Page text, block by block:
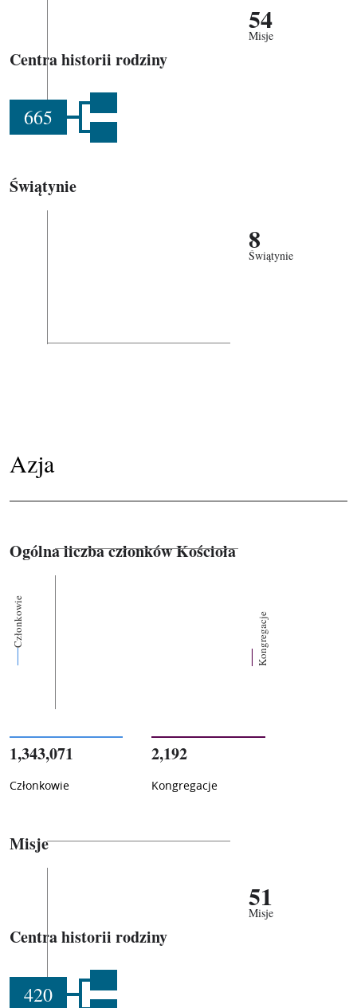
54
Misje
Centra historii rodziny
665
Świątynie
8
Świątynie
Azja
Ogólna liczba członków Kościoła
Członkowie Kongregacje
1,343,071
Członkowie
2,192
Kongregacje
Misje
51
Misje
Centra historii rodziny
420